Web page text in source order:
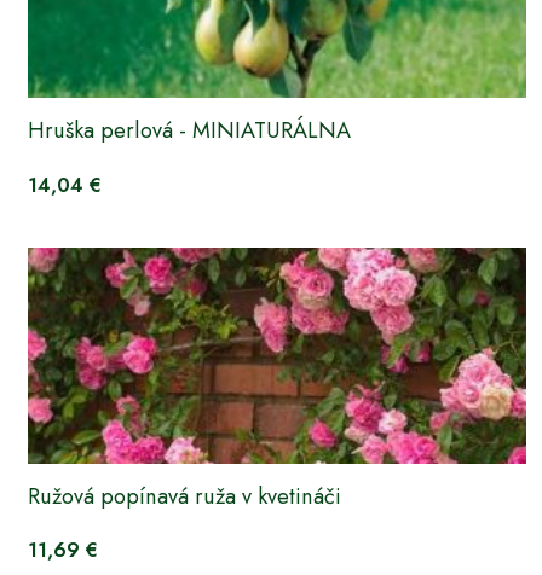
Hruška perlová - MINIATURÁLNA
14,04 €
Ružová popínavá ruža v kvetináči
11,69 €